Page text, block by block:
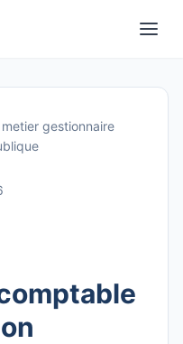
metier gestionnaire